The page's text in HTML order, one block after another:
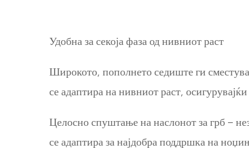
Удобна за секоја фаза од нивниот раст
Широкото, пополнето седиште ги
се адаптира на нивниот раст,
Целосно спуштање на наслонот за грб –
се адаптира за најдобра поддршка на